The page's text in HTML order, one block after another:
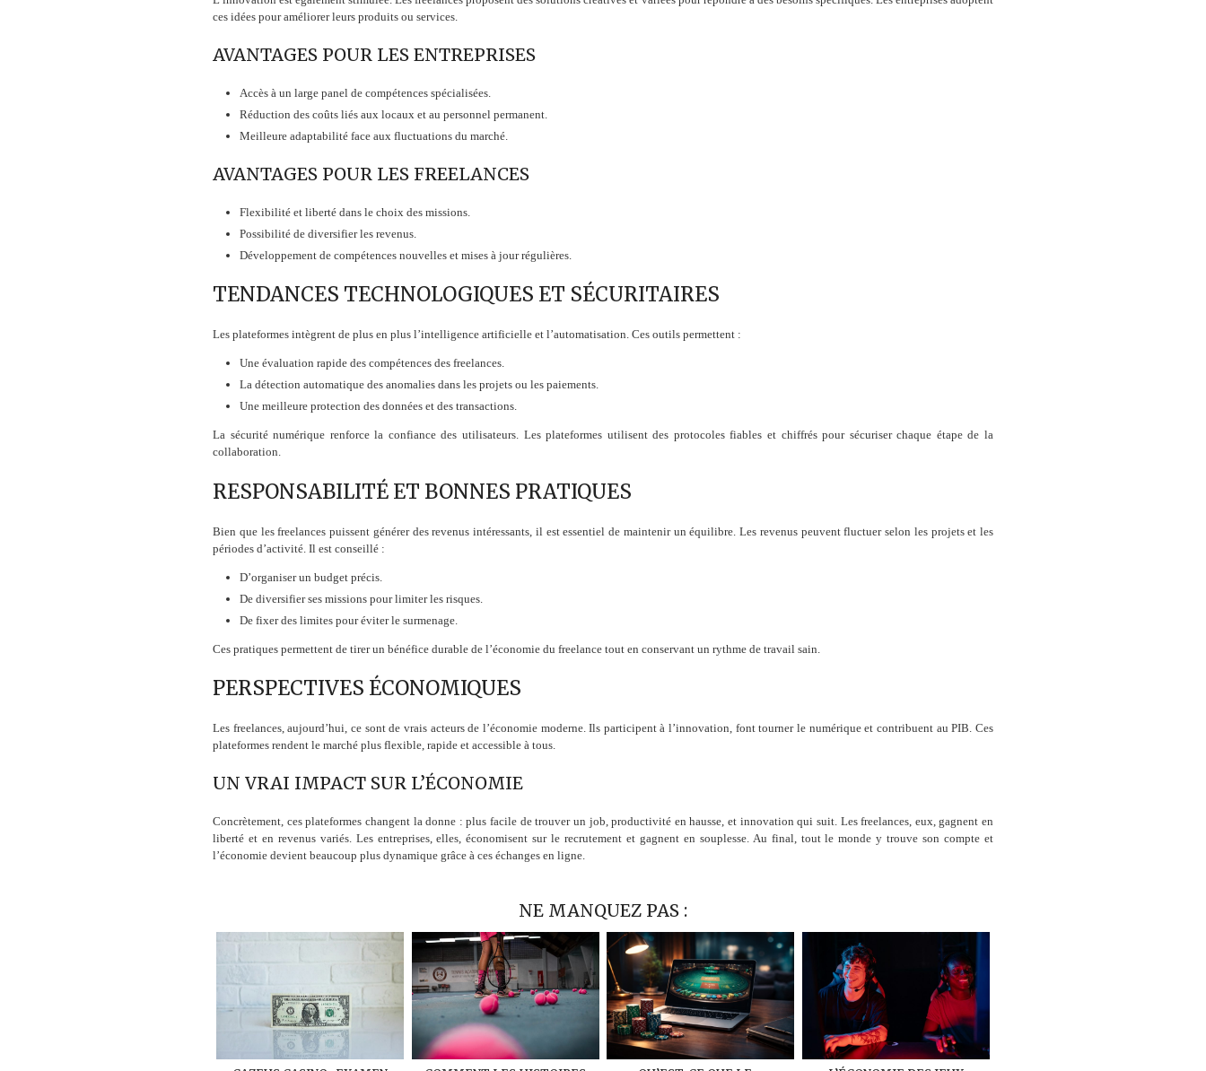
ces idées pour améliorer leurs produits ou services.
AVANTAGES POUR LES ENTREPRISES
Accès à un large panel de compétences spécialisées.
Réduction des coûts liés aux locaux et au personnel permanent.
Meilleure adaptabilité face aux fluctuations du marché.
AVANTAGES POUR LES FREELANCES
Flexibilité et liberté dans le choix des missions.
Possibilité de diversifier les revenus.
Développement de compétences nouvelles et mises à jour régulières.
TENDANCES TECHNOLOGIQUES ET SÉCURITAIRES
Les plateformes intègrent de plus en plus l’intelligence artificielle et l’automatisation. Ces outils permettent :
Une évaluation rapide des compétences des freelances.
La détection automatique des anomalies dans les projets ou les paiements.
Une meilleure protection des données et des transactions.
La sécurité numérique renforce la confiance des utilisateurs. Les plateformes utilisent des protocoles fiables et chiffrés pour sécuriser chaque étape de la
collaboration.
RESPONSABILITÉ ET BONNES PRATIQUES
Bien que les freelances puissent générer des revenus intéressants, il est essentiel de maintenir un équilibre. Les revenus peuvent fluctuer selon les projets et les
périodes d’activité. Il est conseillé :
D’organiser un budget précis.
De diversifier ses missions pour limiter les risques.
De fixer des limites pour éviter le surmenage.
Ces pratiques permettent de tirer un bénéfice durable de l’économie du freelance tout en conservant un rythme de travail sain.
PERSPECTIVES ÉCONOMIQUES
Les freelances, aujourd’hui, ce sont de vrais acteurs de l’économie moderne. Ils participent à l’innovation, font tourner le numérique et contribuent au PIB. Ces
plateformes rendent le marché plus flexible, rapide et accessible à tous.
UN VRAI IMPACT SUR L’ÉCONOMIE
Concrètement, ces plateformes changent la donne : plus facile de trouver un job, productivité en hausse, et innovation qui suit. Les freelances, eux, gagnent en
liberté et en revenus variés. Les entreprises, elles, économisent sur le recrutement et gagnent en souplesse. Au final, tout le monde y trouve son compte et
l’économie devient beaucoup plus dynamique grâce à ces échanges en ligne.
NE MANQUEZ PAS :